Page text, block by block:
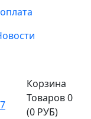
Корзина
Товаров 0
(0 РУБ)